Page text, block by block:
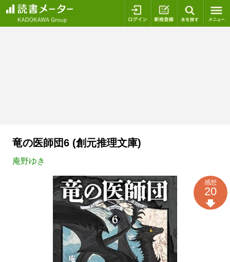
ログイン 新規登録
竜の医師団6 (創元推理文庫)
庵野ゆき
感想
20